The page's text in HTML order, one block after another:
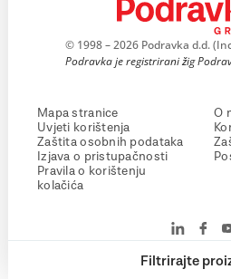
Filtrirajte
© 1998 – 2026 Podravka d.d.
Podravka je registrirani žig
Mapa stranice
Uvjeti korištenja
Zaštita osobnih podataka
Izjava o pristupačnosti
Pravila o korištenju
kolačića
O